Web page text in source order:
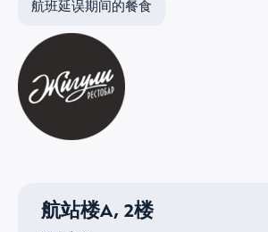
航班延误期间的餐食
航站楼A, 2楼